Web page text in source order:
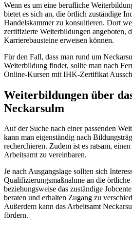
Wenn es um eine berufliche
bietet es sich an, die örtlich zuständige
Handelskammer zu konsultieren. Dort
zertifizierte Weiterbildungen angeboten,
Karrierebausteine erweisen können.
Für den Fall, dass man rund um
Weiterbildung findet, sollte man nach
Online-Kursen mit IHK-Zertifikat
Weiterbildungen über
Neckarsulm
Auf der Suche nach einer passenden
kann man eigenständig nach
recherchieren. Zudem ist es ratsam,
Arbeitsamt zu vereinbaren.
Je nach Ausgangslage sollten sich
Qualifizierungsmaßnahme an die
beziehungsweise das zuständige
beraten und erhalten Zugang zu
Außerdem kann das Arbeitsamt
fördern.